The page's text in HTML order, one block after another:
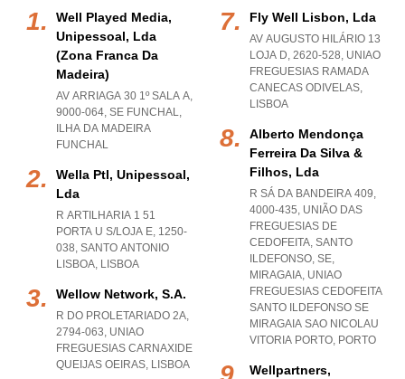
Well Played Media,
Unipessoal, Lda
(zona Franca Da
Madeira)
AV ARRIAGA 30 1º SALA A,
9000-064, SE FUNCHAL,
ILHA DA MADEIRA
FUNCHAL
Wella Ptl, Unipessoal,
Lda
R ARTILHARIA 1 51
PORTA U S/LOJA E, 1250-
038, SANTO ANTONIO
LISBOA, LISBOA
Wellow Network, S.a.
R DO PROLETARIADO 2A,
2794-063, UNIAO
FREGUESIAS CARNAXIDE
QUEIJAS OEIRAS, LISBOA
Fly Well Lisbon, Lda
AV AUGUSTO HILÁRIO 13
LOJA D, 2620-528, UNIAO
FREGUESIAS RAMADA
CANECAS ODIVELAS,
LISBOA
Alberto Mendonça
Ferreira Da Silva &
Filhos, Lda
R SÁ DA BANDEIRA 409,
4000-435, UNIÃO DAS
FREGUESIAS DE
CEDOFEITA, SANTO
ILDEFONSO, SE,
MIRAGAIA, UNIAO
FREGUESIAS CEDOFEITA
SANTO ILDEFONSO SE
MIRAGAIA SAO NICOLAU
VITORIA PORTO, PORTO
Wellpartners,